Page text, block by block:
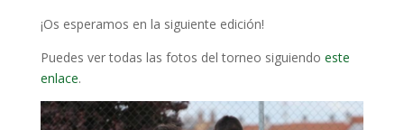
¡Os esperamos en la siguiente edición!
Puedes ver todas las fotos del torneo siguiendo este
enlace.